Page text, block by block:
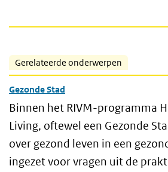
Gerelateerde onderwerpen
Gezonde Stad
Binnen het RIVM-programma
Living, oftewel een Gezonde
over gezond leven in een
ingezet voor vragen uit de